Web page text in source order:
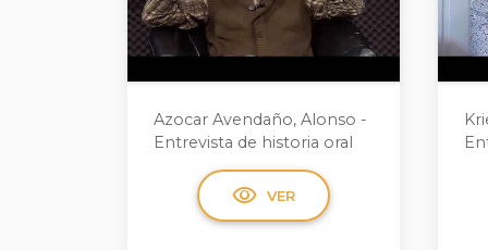
Azocar Avendaño, Alonso -
Entrevista de historia oral
visibility VER